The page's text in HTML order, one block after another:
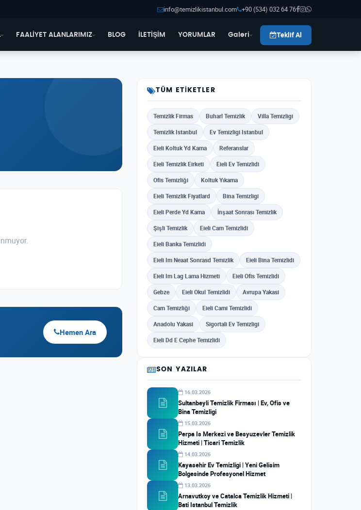
info@temizlikistanbul.com +90 (534) 032 64 76
FAALİYET ALANLARIMIZ BLOG İLETİŞİM YORUMLAR Galeri Teklif Al
Hemen Ara
TÜM ETIKETLER
Temizlik Firmas Buharl Temizlik Villa Temizligi
Temizlik Istanbul Ev Temizligi Istanbul
Eieli Koltuk Yd Kama Referanslar
Eieli Temizlik Eirketi Eieli Ev Temizlidi
Ofis Temizliği Koltuk Yıkama
Eieli Temizlik Fiyatlard Bina Temizligi
Eieli Perde Yd Kama İnşaat Sonrası Temizlik
Şişli Temizlik Eieli Cam Temizlidi
Eieli Banka Temizlidi
Eieli Im Neaat Sonrasd Temizlik Eieli Bina Temizlidi
Eieli Im Lag Lama Hizmeti Eieli Ofis Temizlidi
Gebze Eieli Okul Temizlidi Avrupa Yakasi
Cam Temizliği Eieli Cami Temizlidi
Anadolu Yakasi Sigortali Ev Temizligi
Eieli Dd E Cephe Temizlidi
SON YAZILAR
16.03.2026
Sultanbeyli Temizlik Firması | Ev, Ofis ve
Bina Temizligi
15.03.2026
Perpa Is Merkezi ve Besyuzevler Temizlik
Hizmeti | Ticari Temizlik
14.03.2026
Kayasehir Ev Temizligi | Yeni Gelisim
Bolgesinde Profesyonel Hizmet
13.03.2026
Arnavutkoy ve Catalca Temizlik Hizmeti |
Bati Istanbul Temizlik